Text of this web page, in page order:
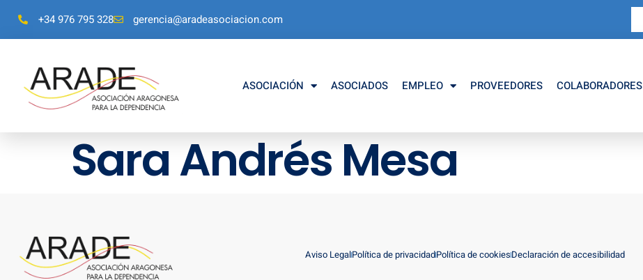
+34 976 795 328 gerencia@aradeasociacion.com
ASOCIACIÓN ASOCIADOS EMPLEO PROVEEDORES COLABORADORES
Sara Andrés Mesa
Aviso LegalPolítica de privacidadPolítica de cookiesDeclaración de accesibilidad